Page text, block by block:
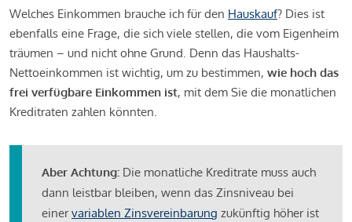
Welches Einkommen brauche ich für den Hauskauf? Dies ist
ebenfalls eine Frage, die sich viele stellen, die vom Eigenheim
träumen – und nicht ohne Grund. Denn das Haushalts-
Nettoeinkommen ist wichtig, um zu bestimmen, wie hoch das
frei verfügbare Einkommen ist, mit dem Sie die monatlichen
Kreditraten zahlen könnten.
Aber Achtung: Die monatliche Kreditrate muss auch
dann leistbar bleiben, wenn das Zinsniveau bei
einervariablen Zinsvereinbarung zukünftig höher ist